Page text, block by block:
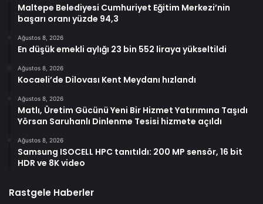
Maltepe Belediyesi Cumhuriyet Eğitim Merkezi’nin
başarı oranı yüzde 94,3
Ağustos 8, 2026
En düşük emekli aylığı 23 bin 552 liraya yükseltildi
Ağustos 8, 2026
Kocaeli’de Dilovası Kent Meydanı hızlandı
Ağustos 8, 2026
Matlı, Üretim Gücünü Yeni Bir Hizmet Yatırımına Taşıdı
Yörsan Saruhanlı Dinlenme Tesisi hizmete açıldı
Ağustos 8, 2026
Samsung ISOCELL HPC tanıtıldı: 200 MP sensör, 16 bit
HDR ve 8K video
Rastgele Haberler